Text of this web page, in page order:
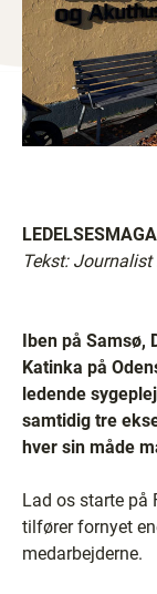
Tekst: Journalist
Iben på Samsø,
Katinka på
ledende
samtidig tre
hver sin måde
Lad os starte på
tilfører fornyet
medarbejderne.